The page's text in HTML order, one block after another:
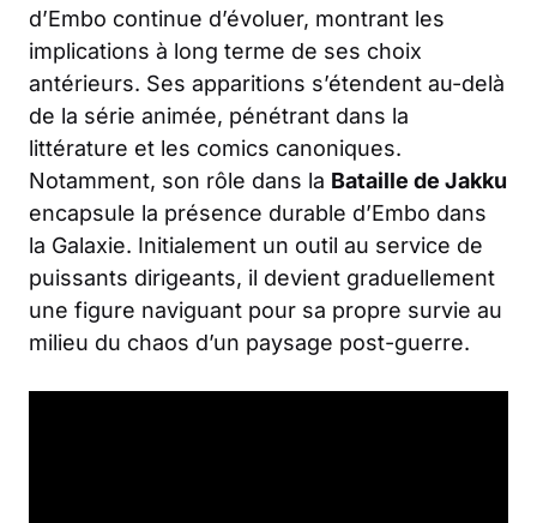
d’Embo continue d’évoluer, montrant les
implications à long terme de ses choix
antérieurs. Ses apparitions s’étendent au-delà
de la série animée, pénétrant dans la
littérature et les comics canoniques.
Notamment, son rôle dans la Bataille de Jakku
encapsule la présence durable d’Embo dans
la Galaxie. Initialement un outil au service de
puissants dirigeants, il devient graduellement
une figure naviguant pour sa propre survie au
milieu du chaos d’un paysage post-guerre.